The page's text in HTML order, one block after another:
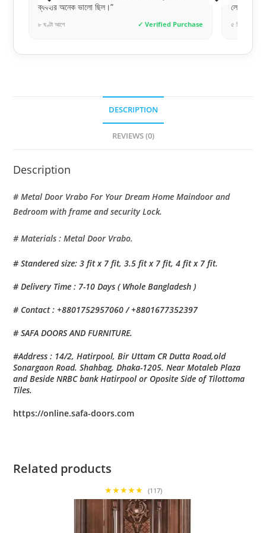
✓ Verified Purchase
লেটেস্ট মডেলের দরজা পেয়েছি।”
৫ দিন আগে
DESCRIPTION
REVIEWS (0)
Description
# Metal Door Vrabo For Your Dream Home Maindoor and
Bedroom with frame and security Lock.
# Materials : Metal Door Vrabo.
# Standered size: 3 fit x 7 fit, 3.5 fit x 7 fit, 4 fit x 7 fit.
# Delivery Time : 7-10 Days ( Whole Bangladesh )
# Contact : +8801752957060 / +8801677352397
# SAFA DOORS AND FURNITURE.
#Address : 14/2, Hatirpool, Bir Uttam CR Dutta Road,old
Sonargaon Road. Shahbag, Dhaka-1205. Near Motaleb Plaza
and Beside NRBC bank Hatirpool or Oposite Side of Tilottoma
Tiles.
https://online.safa-doors.com
Related products
★★★★★ (117)